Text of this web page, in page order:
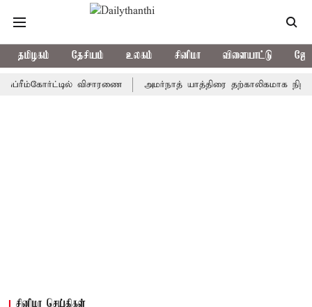
தமிழகம் தேசியம் உலகம் சினிமா விளையாட்டு
விசாரணை அமர்நாத் யாத்திரை தற்காலிகமாக நிறுத்தம்
சினிமா செய்திகள்